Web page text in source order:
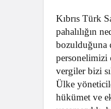
Kıbrıs Türk
pahalılığın
bozulduğuna
personelimizi
vergiler bizi
Ülke
hükümet ve